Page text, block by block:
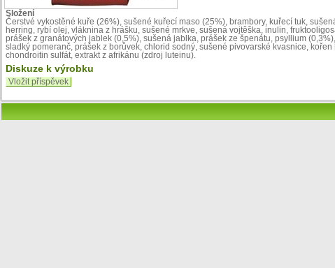
Složení
Čerstvé vykostěné kuře (26%), sušené kuřecí maso (25%), brambory, kuřecí tuk,
herring, rybí olej, vláknina z hrášku, sušené mrkve, sušená vojtěška, inulin,
prášek z granátových jablek (0,5%), sušená jablka, prášek ze špenátu, psyllium
sladký pomeranč, prášek z borůvek, chlorid sodný, sušené pivovarské kvasnice, kořen
chondroitin sulfát, extrakt z afrikánu (zdroj luteinu).
Diskuze k výrobku
Vložit příspěvek